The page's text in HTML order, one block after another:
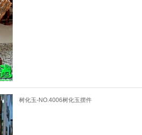
树化玉-NO.4006树化玉摆件